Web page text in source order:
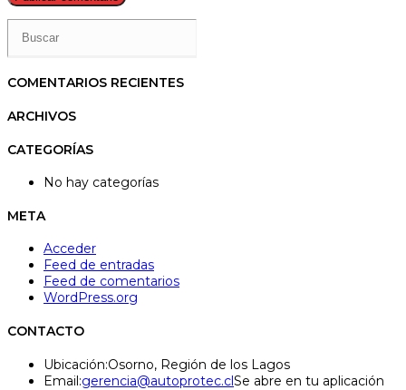
COMENTARIOS RECIENTES
ARCHIVOS
CATEGORÍAS
No hay categorías
META
Acceder
Feed de entradas
Feed de comentarios
WordPress.org
CONTACTO
Ubicación:Osorno, Región de los Lagos
Email:gerencia@autoprotec.clSe abre en tu aplicación